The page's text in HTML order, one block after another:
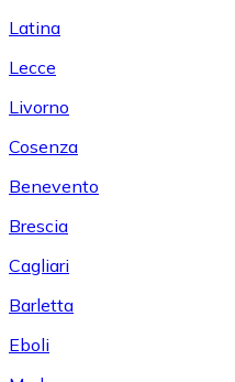
Latina
Lecce
Livorno
Cosenza
Benevento
Brescia
Cagliari
Barletta
Eboli